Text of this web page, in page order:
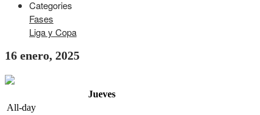
Categories
Fases
Liga y Copa
16 enero, 2025
Jueves
All-day